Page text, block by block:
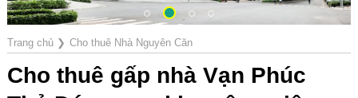
Trang chủ❯ Cho thuê Nhà Nguyên Căn
Cho thuê gấp nhà Vạn Phúc